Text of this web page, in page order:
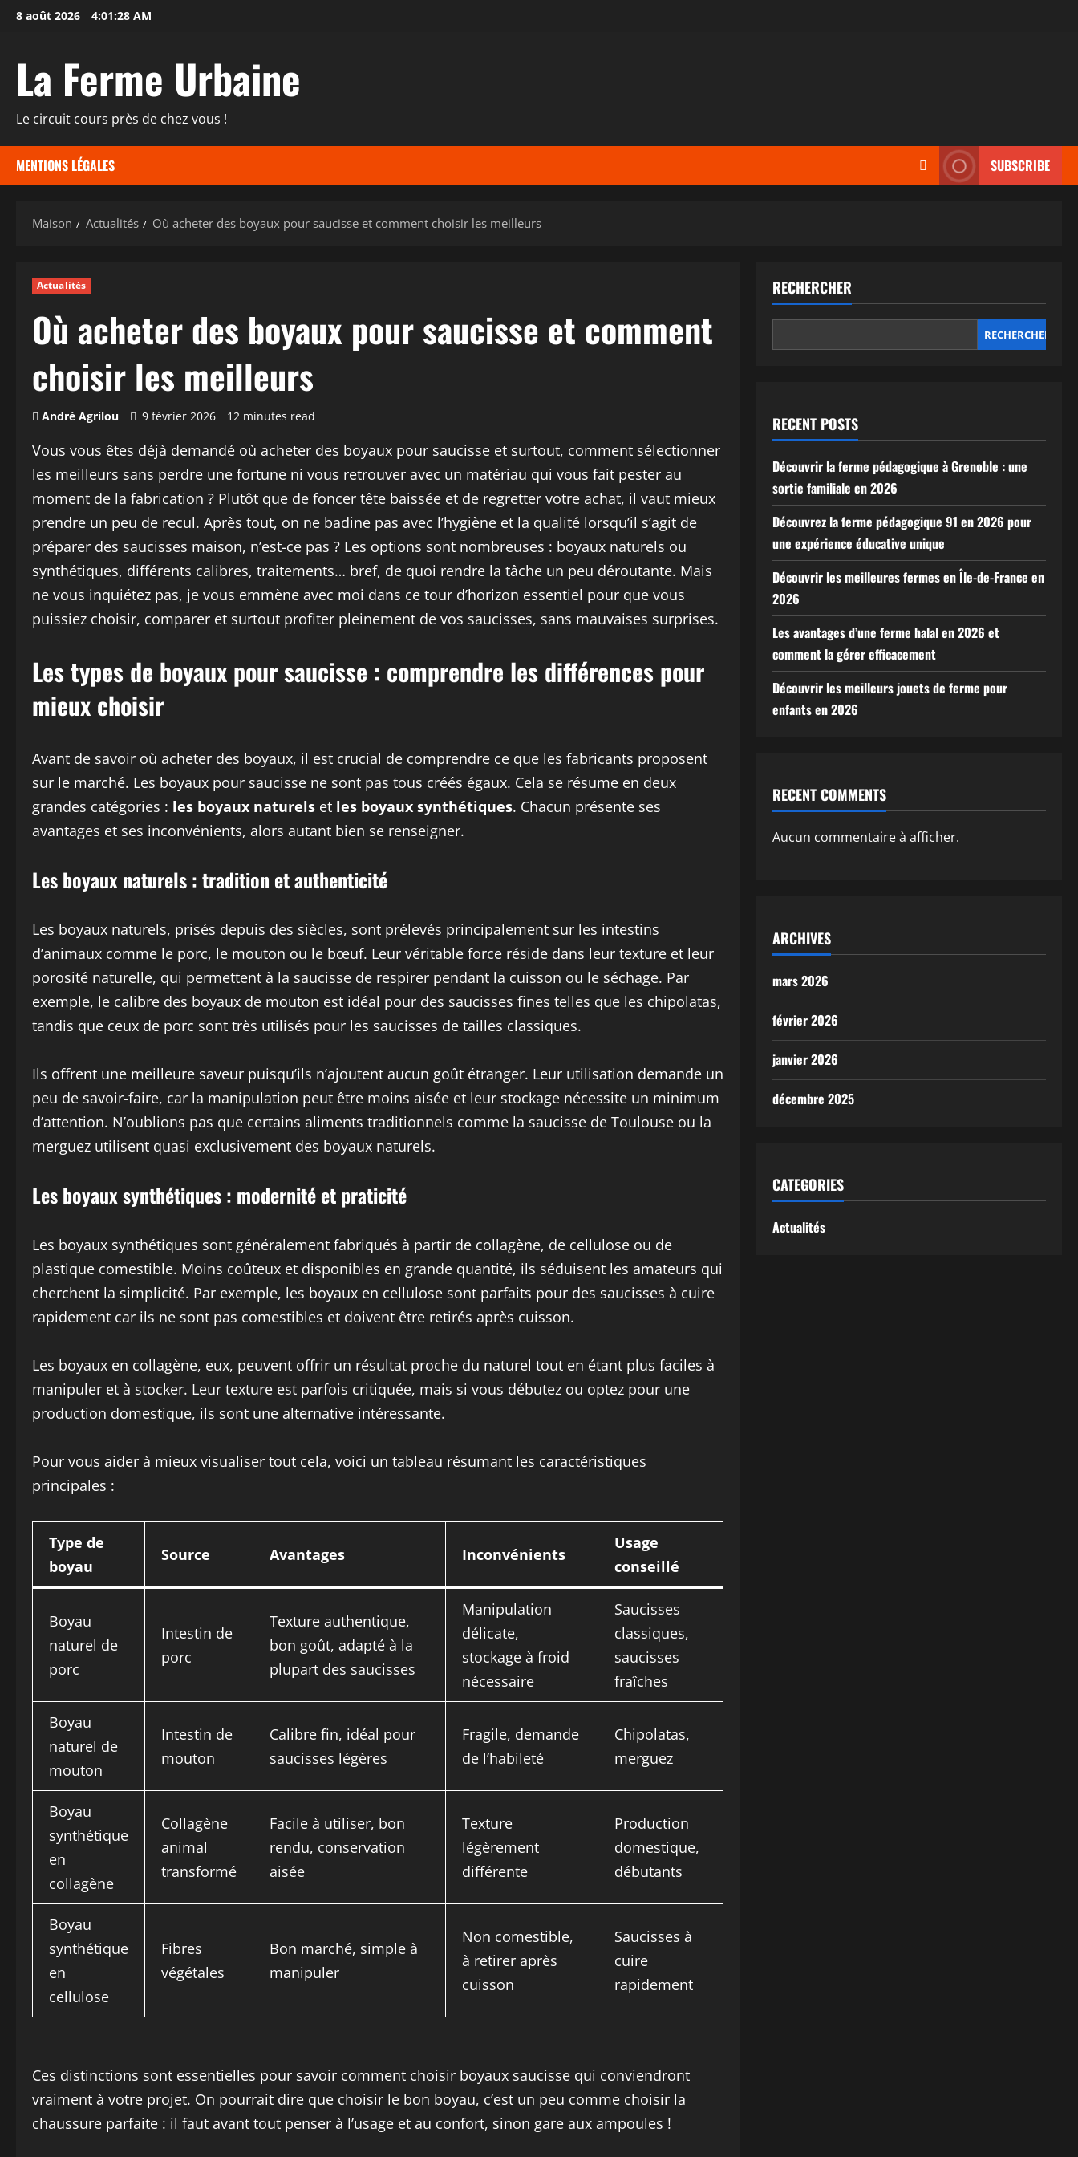
Passer
8 août 2026 4:01:29 AM
La Ferme Urbaine
Le circuit cours près de chez vous !
MENTIONS LÉGALES SUBSCRIBE
Maison Actualités Où acheter des boyaux pour saucisse et comment choisir les meilleurs
Actualités
Où acheter des boyaux pour saucisse et comment
choisir les meilleurs
André Agrilou 9 février 2026 12 minutes read
Vous vous êtes déjà demandé où acheter des boyaux pour saucisse et surtout, comment sélectionner
les meilleurs sans perdre une fortune ni vous retrouver avec un matériau qui vous fait pester au
moment de la fabrication ? Plutôt que de foncer tête baissée et de regretter votre achat, il vaut mieux
prendre un peu de recul. Après tout, on ne badine pas avec l’hygiène et la qualité lorsqu’il s’agit de
préparer des saucisses maison, n’est-ce pas ? Les options sont nombreuses : boyaux naturels ou
synthétiques, différents calibres, traitements… bref, de quoi rendre la tâche un peu déroutante. Mais
ne vous inquiétez pas, je vous emmène avec moi dans ce tour d’horizon essentiel pour que vous
puissiez choisir, comparer et surtout profiter pleinement de vos saucisses, sans mauvaises surprises.
Les types de boyaux pour saucisse : comprendre les différences pour
mieux choisir
Avant de savoir où acheter des boyaux, il est crucial de comprendre ce que les fabricants proposent
sur le marché. Les boyaux pour saucisse ne sont pas tous créés égaux. Cela se résume en deux
grandes catégories : les boyaux naturels et les boyaux synthétiques. Chacun présente ses
avantages et ses inconvénients, alors autant bien se renseigner.
Les boyaux naturels : tradition et authenticité
Les boyaux naturels, prisés depuis des siècles, sont prélevés principalement sur les intestins
d’animaux comme le porc, le mouton ou le bœuf. Leur véritable force réside dans leur texture et leur
porosité naturelle, qui permettent à la saucisse de respirer pendant la cuisson ou le séchage. Par
exemple, le calibre des boyaux de mouton est idéal pour des saucisses fines telles que les chipolatas,
tandis que ceux de porc sont très utilisés pour les saucisses de tailles classiques.
Ils offrent une meilleure saveur puisqu’ils n’ajoutent aucun goût étranger. Leur utilisation demande un
peu de savoir-faire, car la manipulation peut être moins aisée et leur stockage nécessite un minimum
d’attention. N’oublions pas que certains aliments traditionnels comme la saucisse de Toulouse ou la
merguez utilisent quasi exclusivement des boyaux naturels.
Les boyaux synthétiques : modernité et praticité
Les boyaux synthétiques sont généralement fabriqués à partir de collagène, de cellulose ou de
plastique comestible. Moins coûteux et disponibles en grande quantité, ils séduisent les amateurs qui
cherchent la simplicité. Par exemple, les boyaux en cellulose sont parfaits pour des saucisses à cuire
rapidement car ils ne sont pas comestibles et doivent être retirés après cuisson.
Les boyaux en collagène, eux, peuvent offrir un résultat proche du naturel tout en étant plus faciles à
manipuler et à stocker. Leur texture est parfois critiquée, mais si vous débutez ou optez pour une
production domestique, ils sont une alternative intéressante.
Pour vous aider à mieux visualiser tout cela, voici un tableau résumant les caractéristiques
principales :
Type de
boyau
Source Avantages Inconvénients
Usage
conseillé
Boyau
naturel de
porc
Intestin de
porc
Texture authentique,
bon goût, adapté à la
plupart des saucisses
Manipulation
délicate,
stockage à froid
nécessaire
Saucisses
classiques,
saucisses
fraîches
Boyau
naturel de
mouton
Intestin de
mouton
Calibre fin, idéal pour
saucisses légères
Fragile, demande
de l’habileté
Chipolatas,
merguez
Boyau
synthétique
en
collagène
Collagène
animal
transformé
Facile à utiliser, bon
rendu, conservation
aisée
Texture
légèrement
différente
Production
domestique,
débutants
Boyau
synthétique
en
cellulose
Fibres
végétales
Bon marché, simple à
manipuler
Non comestible,
à retirer après
cuisson
Saucisses à
cuire
rapidement
Ces distinctions sont essentielles pour savoir comment choisir boyaux saucisse qui conviendront
vraiment à votre projet. On pourrait dire que choisir le bon boyau, c’est un peu comme choisir la
chaussure parfaite : il faut avant tout penser à l’usage et au confort, sinon gare aux ampoules !
RECHERCHER
RECHERCHER
RECENT POSTS
Découvrir la ferme pédagogique à Grenoble : une
sortie familiale en 2026
Découvrez la ferme pédagogique 91 en 2026 pour
une expérience éducative unique
Découvrir les meilleures fermes en Île-de-France en
2026
Les avantages d’une ferme halal en 2026 et
comment la gérer efficacement
Découvrir les meilleurs jouets de ferme pour
enfants en 2026
RECENT COMMENTS
Aucun commentaire à afficher.
ARCHIVES
mars 2026
février 2026
janvier 2026
décembre 2025
CATEGORIES
Actualités